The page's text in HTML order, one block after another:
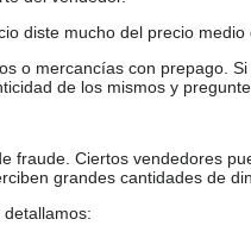
diste mucho del precio medio
o mercancías con prepago.
de los mismos y
fraude. Ciertos vendedores
grandes cantidades de